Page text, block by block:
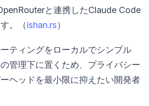
と連携したClaude Code
。（ishan.rs）
ティングをローカルでシンプル
管理下に置くため、プライバシー
ヘッドを最小限に抑えたい開発者